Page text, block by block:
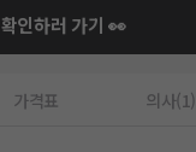
확인하러 가기 👀
가격표 의사(1)